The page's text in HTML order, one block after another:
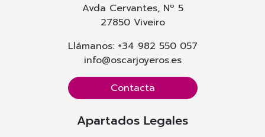
Avda Cervantes, Nº 5
27850 Viveiro
Llámanos: +34 982 550 057
info@oscarjoyeros.es
Contacta
Apartados Legales